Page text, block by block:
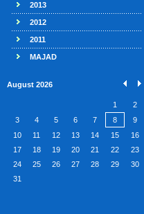
2013
2012
2011
MAJAD
August 2026
1
2
3
4 5 6 7 8
9
10
11 12 13 14 15
16
17
18 19 20 21 22
23
24
25 26 27 28 29
30
31